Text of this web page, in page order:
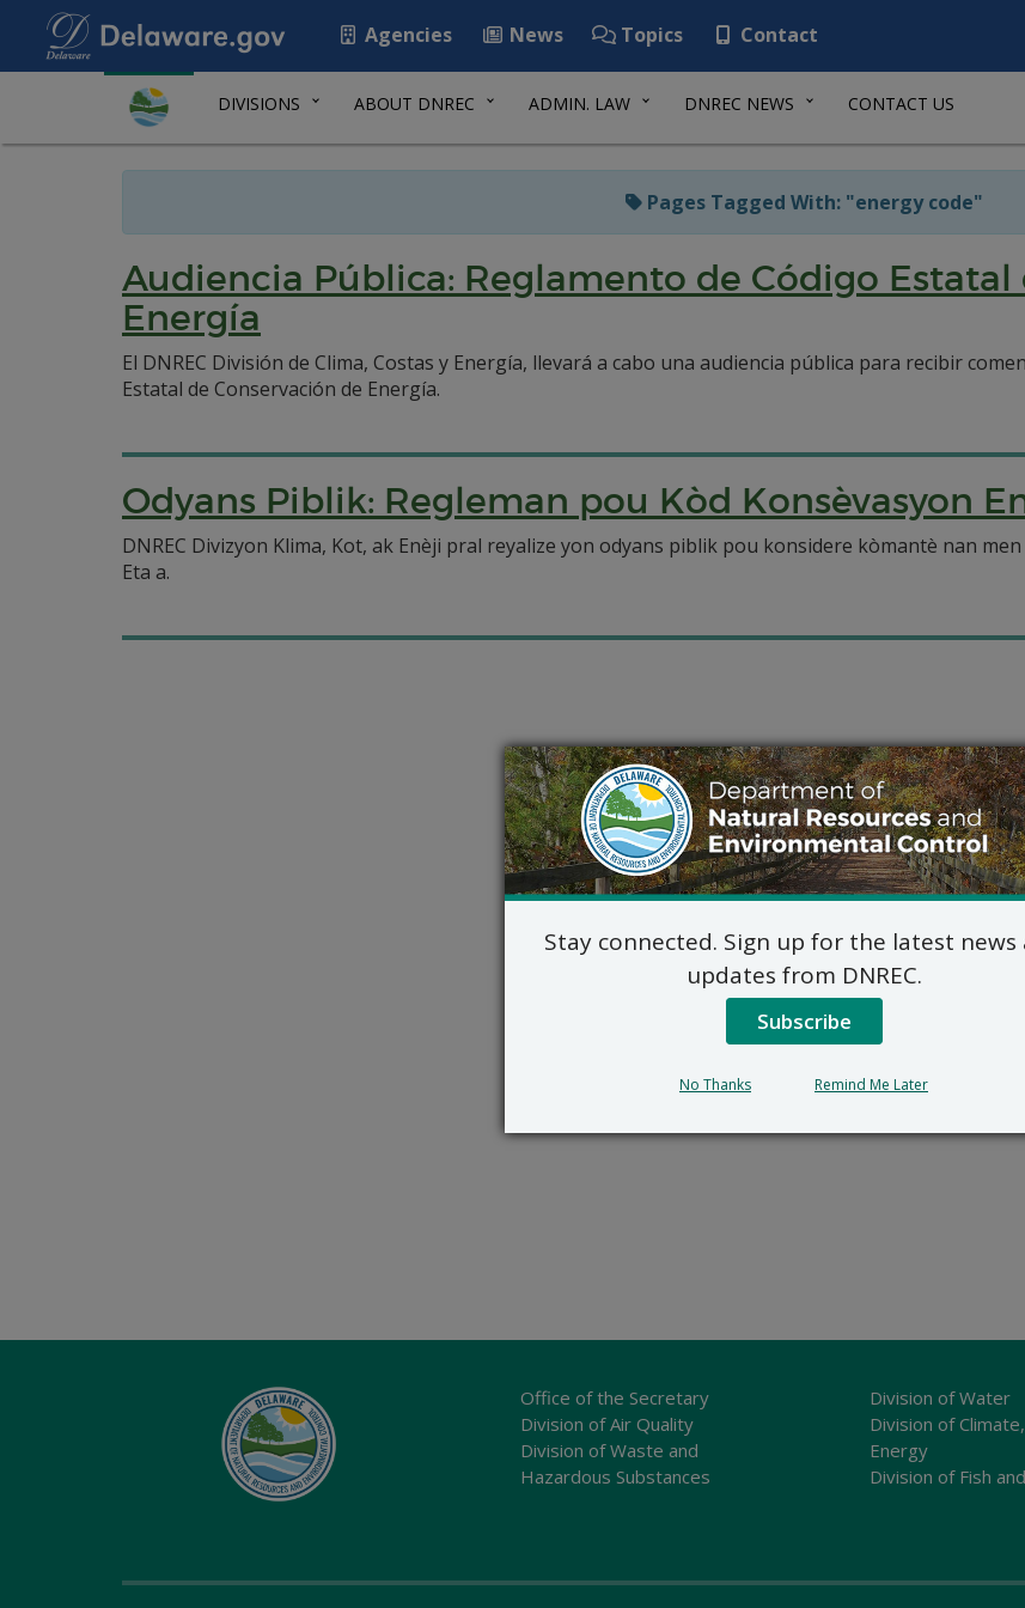
Agencies News Topics Contact
DIVISIONS ABOUT DNREC ADMIN. LAW DNREC NEWS CONTACT US
Pages Tagged With: "energy code"
Audiencia Pública: Reglamento de Código Estatal
Energía
El DNREC División de Clima, Costas y Energía, llevará a cabo una audiencia pública para recibir
Estatal de Conservación de Energía.
Odyans Piblik: Regleman pou Kòd Konsèvasyon
DNREC Divizyon Klima, Kot, ak Enèji pral reyalize yon odyans piblik pou konsidere kòmantè nan
Eta a.
Office of the Secretary
Division of Air Quality
Division of Waste and
Hazardous Substances
Division of Water
Division of
Energy
Division of Fish
Stay connected. Sign up for the latest news
updates from DNREC.
Subscribe
No Thanks Remind Me Later